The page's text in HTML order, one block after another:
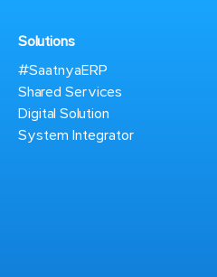
Solutions
#SaatnyaERP
Shared Services
Digital Solution
System Integrator